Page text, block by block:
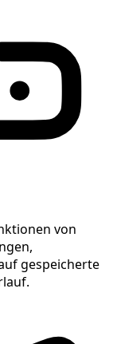
von
gespeicherte